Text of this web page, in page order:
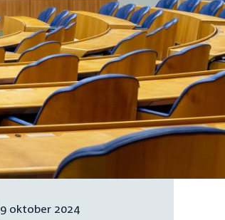
Datum:
9 oktober 2024